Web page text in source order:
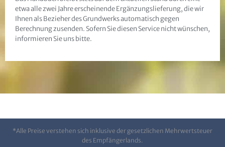
etwa alle zwei Jahre erscheinende Ergänzungslieferung, die wir
Ihnen als Bezieher des Grundwerks automatisch gegen
Berechnung zusenden. Sofern Sie diesen Service nicht wünschen,
informieren Sie uns bitte.
*Alle Preise verstehen sich inklusive der gesetzlichen Mehrwertsteuer
des Empfängerlands.